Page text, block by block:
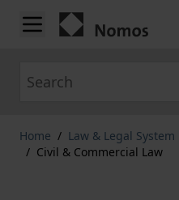
Skip to Content
Home / Law & Legal System
/ Civil & Commercial Law